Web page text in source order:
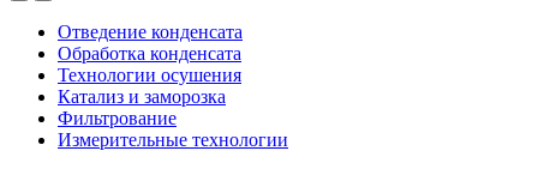
Отведение конденсата
Обработка конденсата
Технологии осушения
Катализ и заморозка
Фильтрование
Измерительные технологии